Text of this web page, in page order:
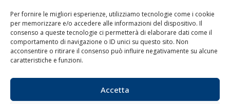
Per fornire le migliori esperienze, utilizziamo tecnologie come i cookie
per memorizzare e/o accedere alle informazioni del dispositivo. Il
consenso a queste tecnologie ci permetterà di elaborare dati come il
comportamento di navigazione o ID unici su questo sito. Non
acconsentire o ritirare il consenso può influire negativamente su alcune
caratteristiche e funzioni.
Accetta
Shipping
Porti/Interporti
Varie
Sostenibilità